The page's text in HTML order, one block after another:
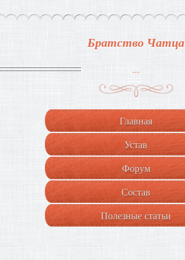
Братство Чатца
...
Главная
Устав
Форум
Состав
Полезные статьи